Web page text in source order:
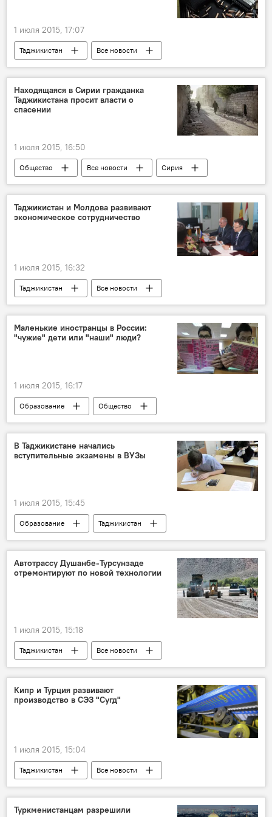
1 июля 2015, 17:07
Таджикистан
Все новости
наркотики
Происшествия, ЧП, криминал
Новости Худжанда и Согдийской области
Новости Куляба и Хатлонской области
Находящаяся в Сирии гражданка
Таджикистана просит власти о
спасении
1 июля 2015, 16:50
Общество Все новости
Сирия
просьба о помощи
Центральная Азия
Таджикистан
МВД Таджикистана
Таджикистан и Молдова развивают
экономическое сотрудничество
1 июля 2015, 16:32
Таджикистан
Все новости
Экономика
Молдова
Удор Капоч
сотрудничество
товарооборот
сельское хозяйство
Транспорт
Маленькие иностранцы в России:
"чужие" дети или "наши" люди?
1 июля 2015, 16:17
Образование
Общество
Пресс-дайджест
Все новости
Аналитика
Сергей Собянин
Россия Миграция
В Таджикистане начались
вступительные экзамены в ВУЗы
1 июля 2015, 15:45
Образование
Таджикистан
Все новости
Новости Душанбе
экзамены
Автотрассу Душанбе-Турсунзаде
отремонтируют по новой технологии
1 июля 2015, 15:18
Таджикистан
Все новости
Транспорт
Турсунзаде
Кипр и Турция развивают
производство в СЭЗ "Сугд"
1 июля 2015, 15:04
Таджикистан
Все новости
Экономика
Китай
Турция
Туркменистанцам разрешили